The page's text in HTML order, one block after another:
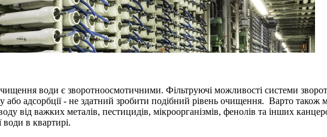
води є зворотноосмотичними. Фільтруючі можливості системи
або адсорбції - не здатний зробити подібний рівень очищення. Варто також
від важких металів, пестицидів, мікроорганізмів, фенолів та інших
води в квартирі.